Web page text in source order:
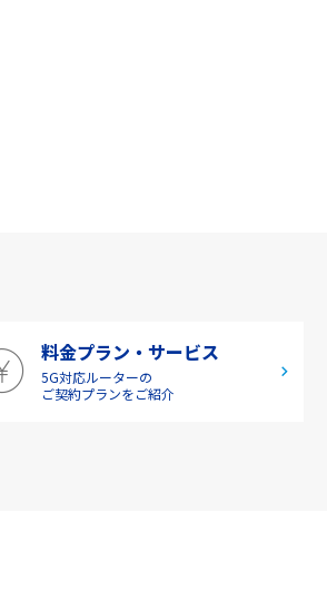
料金プラン・サービス
5G対応ルーターの
ご契約プランをご紹介